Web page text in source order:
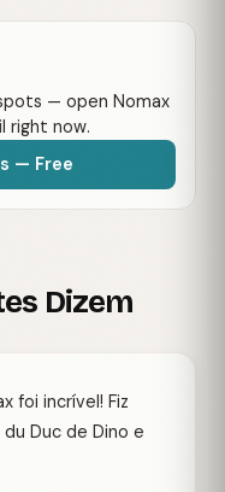
— open Nomax
right now.
— Free
Dizem
foi incrível! Fiz
Duc de Dino e